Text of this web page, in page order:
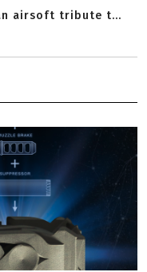
airsoft tribute t...